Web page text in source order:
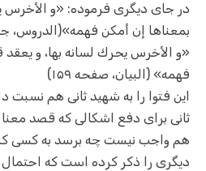
در جای دیگری فرموده: «و الأخرس
بمعناها إن أمكن فهمه»(الدروس، جلد ۱، صفحه
«و الأخرس يحرك لسانه بها، و يعقد
فهمه» (البیان، صفحه ۱۵۹)
این فتوا را به شهید ثانی هم نسبت
ثانی برای دفع اشکالی که قصد معنا
هم واجب نیست چه برسد به کسی
دیگری را ذکر کرده است که